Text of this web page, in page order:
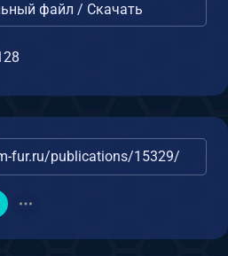
файл / Скачать
fur.ru/publications/15329/